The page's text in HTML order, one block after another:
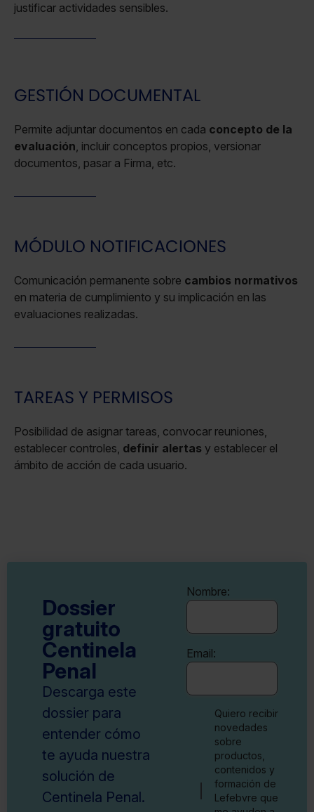
justificar actividades sensibles.
GESTIÓN DOCUMENTAL
Permite adjuntar documentos en cada concepto de la
evaluación, incluir conceptos propios, versionar
documentos, pasar a Firma, etc.
MÓDULO NOTIFICACIONES
Comunicación permanente sobre cambios normativos
en materia de cumplimiento y su implicación en las
evaluaciones realizadas.
TAREAS Y PERMISOS
Posibilidad de asignar tareas, convocar reuniones,
establecer controles, definir alertas y establecer el
ámbito de acción de cada usuario.
Dossier
gratuito
Centinela
Penal
Descarga este
dossier para
entender cómo
te ayuda nuestra
solución de
Centinela Penal.
Nombre:
Email:
Quiero recibir
novedades
sobre
productos,
contenidos y
formación de
Lefebvre que